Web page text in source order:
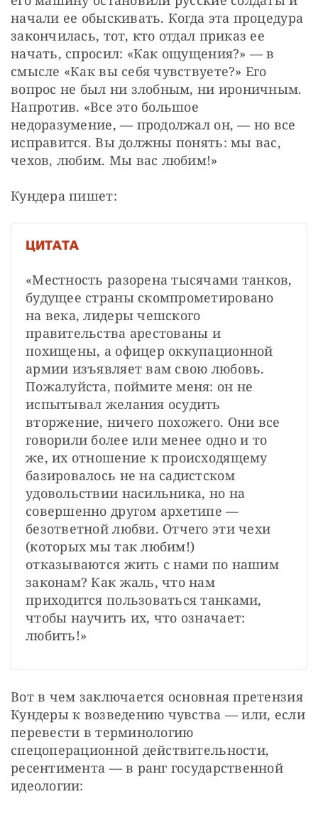
начали ее обыскивать. Когда эта процедура
закончилась, тот, кто отдал приказ ее
начать, спросил: «Как ощущения?» — в
смысле «Как вы себя чувствуете?» Его
вопрос не был ни злобным, ни ироничным.
Напротив. «Все это большое
недоразумение, — продолжал он, — но все
исправится. Вы должны понять: мы вас,
чехов, любим. Мы вас любим!»
Кундера пишет:
ЦИТАТА
«Местность разорена тысячами танков,
будущее страны скомпрометировано
на века, лидеры чешского
правительства арестованы и
похищены, а офицер оккупационной
армии изъявляет вам свою любовь.
Пожалуйста, поймите меня: он не
испытывал желания осудить
вторжение, ничего похожего. Они все
говорили более или менее одно и то
же, их отношение к происходящему
базировалось не на садистском
удовольствии насильника, но на
совершенно другом архетипе —
безответной любви. Отчего эти чехи
(которых мы так любим!)
отказываются жить с нами по нашим
законам? Как жаль, что нам
приходится пользоваться танками,
чтобы научить их, что означает:
любить!»
Вот в чем заключается основная претензия
Кундеры к возведению чувства — или, если
перевести в терминологию
спецоперационной действительности,
ресентимента — в ранг государственной
идеологии: